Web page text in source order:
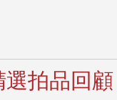
選拍品回顧